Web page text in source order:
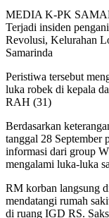
MEDIA K-PK
Terjadi insiden
Revolusi, Kelurahan
Samarinda
Peristiwa tersebut
luka robek di kepala
RAH (31)
Berdasarkan
tanggal 28 September
informasi dari group
mengalami luka-luka
RM korban langsung
mendatangi rumah
di ruang IGD RS.